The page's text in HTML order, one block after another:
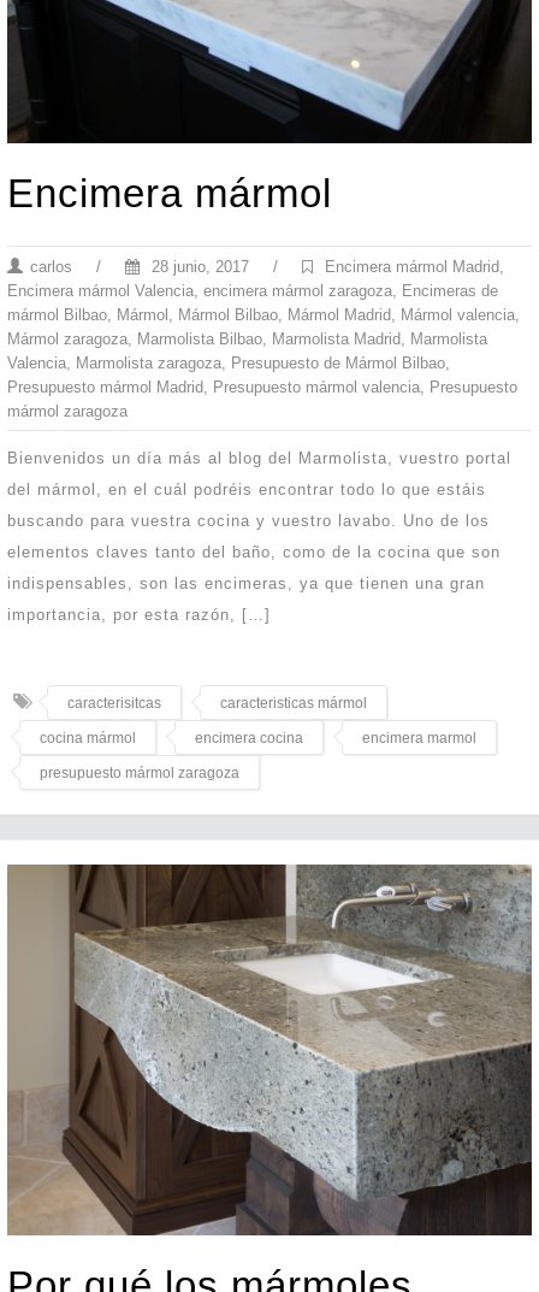
Encimera mármol
carlos / 28 junio, 2017 / Encimera mármol Madrid,
Encimera mármol Valencia, encimera mármol zaragoza, Encimeras de
mármol Bilbao, Mármol , Mármol Bilbao, Mármol Madrid, Mármol valencia,
Mármol zaragoza, Marmolista Bilbao, Marmolista Madrid, Marmolista
Valencia, Marmolista zaragoza, Presupuesto de Mármol Bilbao,
Presupuesto mármol Madrid, Presupuesto mármol valencia, Presupuesto
mármol zaragoza
Bienvenidos un día más al blog del Marmolista, vuestro portal
del mármol, en el cuál podréis encontrar todo lo que estáis
buscando para vuestra cocina y vuestro lavabo. Uno de los
elementos claves tanto del baño, como de la cocina que son
indispensables, son las encimeras, ya que tienen una gran
importancia, por esta razón, […]
caracterisitcas caracteristicas mármol
cocina mármol encimera cocina encimera marmol
presupuesto mármol zaragoza